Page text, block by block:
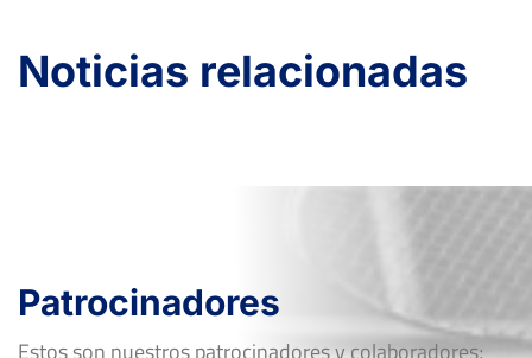
Noticias relacionadas
Patrocinadores
Estos son nuestros patrocinadores y colaboradores;